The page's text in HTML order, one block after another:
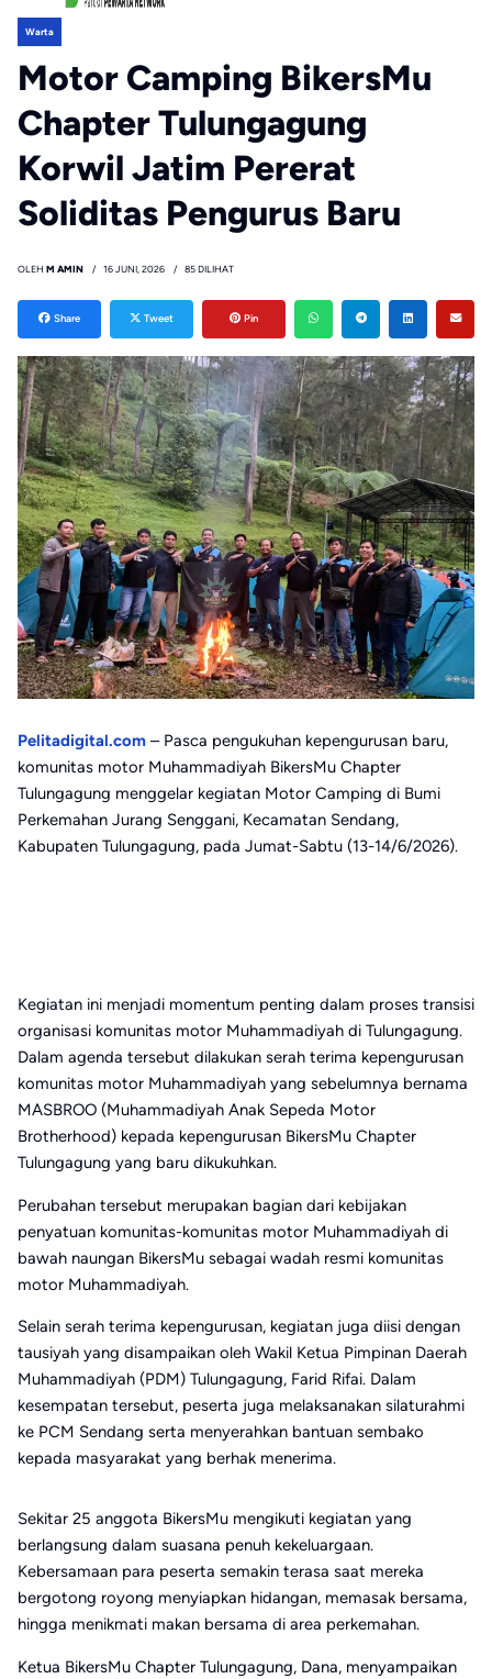
Warta
Motor Camping BikersMu
Chapter Tulungagung
Korwil Jatim Pererat
Soliditas Pengurus Baru
OLEH M AMIN 16 JUNI, 2026 85 DILIHAT
Share Tweet Pin
Pelitadigital.com – Pasca pengukuhan kepengurusan baru,
komunitas motor Muhammadiyah BikersMu Chapter
Tulungagung menggelar kegiatan Motor Camping di Bumi
Perkemahan Jurang Senggani, Kecamatan Sendang,
Kabupaten Tulungagung, pada Jumat-Sabtu (13-14/6/2026).
Kegiatan ini menjadi momentum penting dalam proses transisi
organisasi komunitas motor Muhammadiyah di Tulungagung.
Dalam agenda tersebut dilakukan serah terima kepengurusan
komunitas motor Muhammadiyah yang sebelumnya bernama
MASBROO (Muhammadiyah Anak Sepeda Motor
Brotherhood) kepada kepengurusan BikersMu Chapter
Tulungagung yang baru dikukuhkan.
Perubahan tersebut merupakan bagian dari kebijakan
penyatuan komunitas-komunitas motor Muhammadiyah di
bawah naungan BikersMu sebagai wadah resmi komunitas
motor Muhammadiyah.
Selain serah terima kepengurusan, kegiatan juga diisi dengan
tausiyah yang disampaikan oleh Wakil Ketua Pimpinan Daerah
Muhammadiyah (PDM) Tulungagung, Farid Rifai. Dalam
kesempatan tersebut, peserta juga melaksanakan silaturahmi
ke PCM Sendang serta menyerahkan bantuan sembako
kepada masyarakat yang berhak menerima.
Sekitar 25 anggota BikersMu mengikuti kegiatan yang
berlangsung dalam suasana penuh kekeluargaan.
Kebersamaan para peserta semakin terasa saat mereka
bergotong royong menyiapkan hidangan, memasak bersama,
hingga menikmati makan bersama di area perkemahan.
Ketua BikersMu Chapter Tulungagung, Dana, menyampaikan